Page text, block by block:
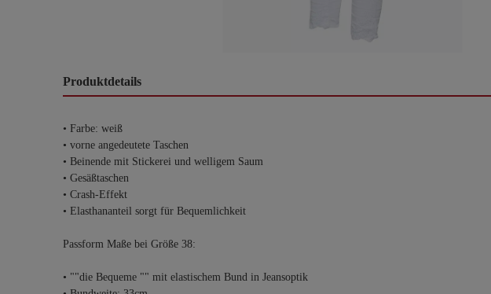
Produktdetails
• Farbe: weiß
• vorne angedeutete Taschen
• Beinende mit Stickerei und welligem Saum
• Gesäßtaschen
• Crash-Effekt
• Elasthananteil sorgt für Bequemlichkeit
Passform Maße bei Größe 38:
• ""die Bequeme "" mit elastischem Bund in Jeansoptik